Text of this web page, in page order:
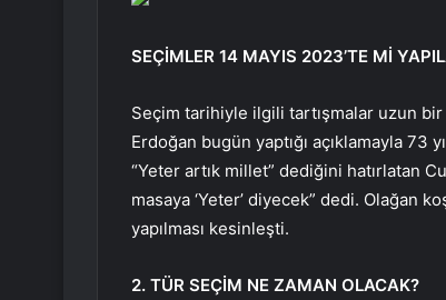
SEÇİMLER 14 MAYIS 2023’TE Mİ
Seçim tarihiyle ilgili tartışmalar uzun
Erdoğan bugün yaptığı açıklamayla 73
“Yeter artık millet” dediğini hatırlatan
masaya ‘Yeter’ diyecek” dedi. Olağan
yapılması kesinleşti.
2. TÜR SEÇİM NE ZAMAN OLACAK?